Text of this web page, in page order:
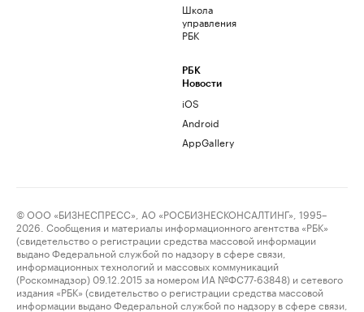
Школа
управления
РБК
РБК
Новости
iOS
Android
AppGallery
© ООО «БИЗНЕСПРЕСС», АО «РОСБИЗНЕСКОНСАЛТИНГ», 1995–
2026. Сообщения и материалы информационного агентства «РБК»
(свидетельство о регистрации средства массовой информации
выдано Федеральной службой по надзору в сфере связи,
информационных технологий и массовых коммуникаций
(Роскомнадзор) 09.12.2015 за номером ИА №ФС77-63848) и сетевого
издания «РБК» (свидетельство о регистрации средства массовой
информации выдано Федеральной службой по надзору в сфере связи,